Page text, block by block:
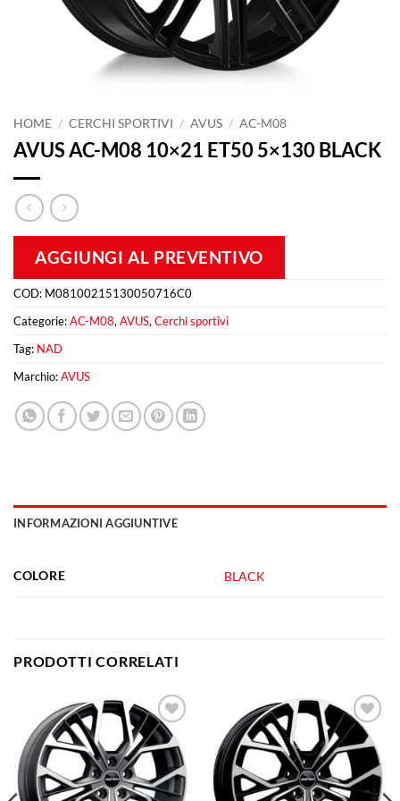
HOME / CERCHI SPORTIVI / AVUS / AC-M08
AVUS AC-M08 10×21 ET50 5×130 BLACK
AGGIUNGI AL PREVENTIVO
COD: M08100215130050716C0
Categorie:AC-M08,AVUS,Cerchi sportivi
Tag: NAD
Marchio:AVUS
INFORMAZIONI AGGIUNTIVE
COLORE BLACK
PRODOTTI CORRELATI
Aggiungi
alla lista
dei
desideri
Aggiungi
alla lista
dei
desideri